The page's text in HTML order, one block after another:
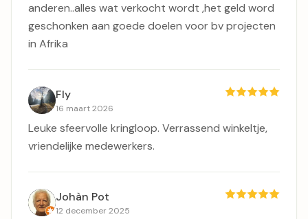
anderen..alles wat verkocht wordt ,het geld word
geschonken aan goede doelen voor bv projecten
in Afrika
Fly
16 maart 2026
Leuke sfeervolle kringloop. Verrassend winkeltje,
vriendelijke medewerkers.
Johàn Pot
12 december 2025